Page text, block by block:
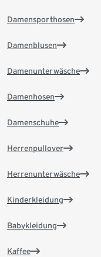
Damensporthosen
Damenblusen
Damenunterwäsche
Damenhosen
Damenschuhe
Herrenpullover
Herrenunterwäsche
Kinderkleidung
Babykleidung
Kaffee